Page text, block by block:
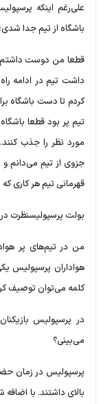
علی‌رغم اینکه
باشگاه از تیم جدا
قطعا من دوست داشتم
داشت تیم در ادامه
کردم تا دست باشگاه
تیم پر بود قطعا
مورد نظر را جذب
جزوی از تیم می‌دانم
قهرمانی تیم هر کاری
بولت پرسپولیسنظرت
من در تیم‌های پر
هواداران پرسپولیس
کلمه می‌توان توصیف
در پرسپولیس
می‌بینی؟
پرسپولیس در زمان
بالای داشتند. با